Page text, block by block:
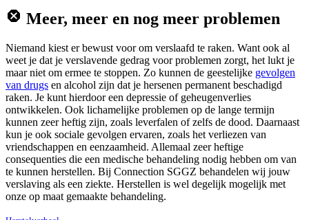
Meer, meer en nog meer problemen
Niemand kiest er bewust voor om verslaafd te raken. Want ook al
weet je dat je verslavende gedrag voor problemen zorgt, het lukt je
maar niet om ermee te stoppen. Zo kunnen de geestelijke gevolgen
van drugs en alcohol zijn dat je hersenen permanent beschadigd
raken. Je kunt hierdoor een depressie of geheugenverlies
ontwikkelen. Ook lichamelijke problemen op de lange termijn
kunnen zeer heftig zijn, zoals leverfalen of zelfs de dood. Daarnaast
kun je ook sociale gevolgen ervaren, zoals het verliezen van
vriendschappen en eenzaamheid. Allemaal zeer heftige
consequenties die een medische behandeling nodig hebben om van
te kunnen herstellen. Bij Connection SGGZ behandelen wij jouw
verslaving als een ziekte. Herstellen is wel degelijk mogelijk met
onze op maat gemaakte behandeling.